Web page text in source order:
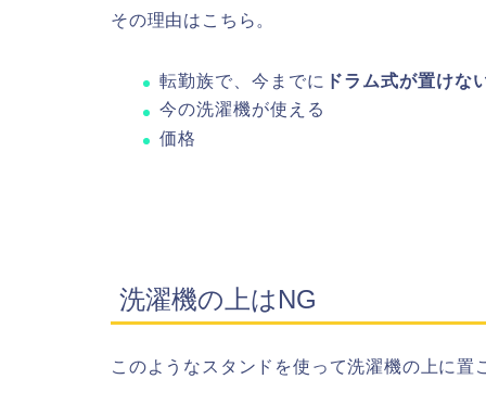
その理由はこちら。
転勤族で、今までに ドラム式が置けな
今の洗濯機が使える
価格
洗濯機の上はNG
このようなスタンドを使って洗濯機の上に置